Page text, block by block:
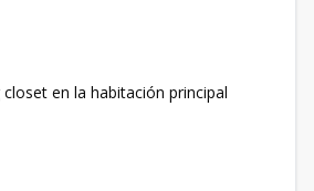
en la habitación principal